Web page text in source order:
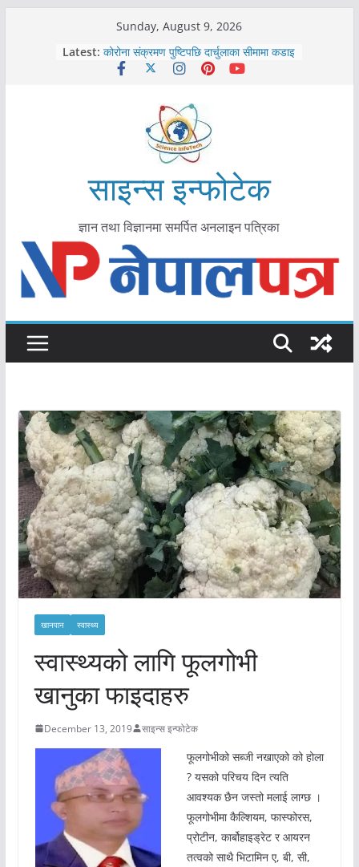
Sunday, August 9, 2026
Latest:
काभ्रेपलाञ्चोकमा आयुर्वेद स्वास्थ्योपचारतर्फ
आकर्षण बढ्दै
कोरोना संक्रमण पुष्टिपछि दार्चुलाका सीमामा कडाइ
मकवानपुरमा खोरेत रोग विरुद्धको खोप लगाउन
आयुर्वेद चिकित्सा प्रणालीको भूमिका महत्वपूर्ण छ :
मुख्यमन्त्री शाह
साइन्स इन्फोटेक
ज्ञान तथा विज्ञानमा समर्पित अनलाइन पत्रिका
खानपान स्वास्थ्य
स्वास्थ्यको लागि फूलगोभी
खानुका फाइदाहरु
December 13, 2019 साइन्स इन्फोटेक
फूलगोभीको सब्जी नखाएको को होला
? यसको परिचय दिन त्यति
आवश्यक छैन जस्तो मलाई लाग्छ ।
फूलगोभीमा कैल्शियम, फास्फोरस,
प्रोटीन, कार्बोहाइड्रेट र आयरन
तत्वको साथै भिटामिन ए, बी, सी,